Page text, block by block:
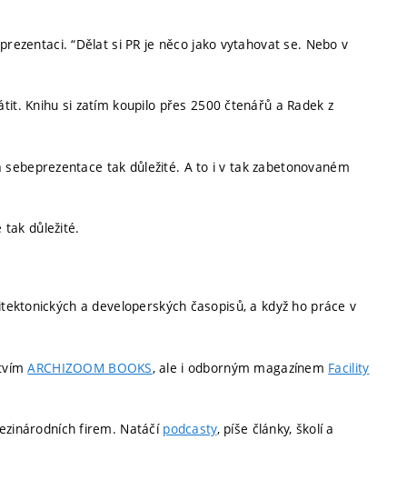
“Dělat si PR je něco jako vytahovat se. Nebo v
Knihu si zatím koupilo přes 2500 čtenářů a Radek z
tak důležité. A to i v tak zabetonovaném
tak důležité.
a developerských časopisů, a když ho práce v
ARCHIZOOM BOOKS, ale i odborným magazínem Facility
firem. Natáčí podcasty, píše články, školí a